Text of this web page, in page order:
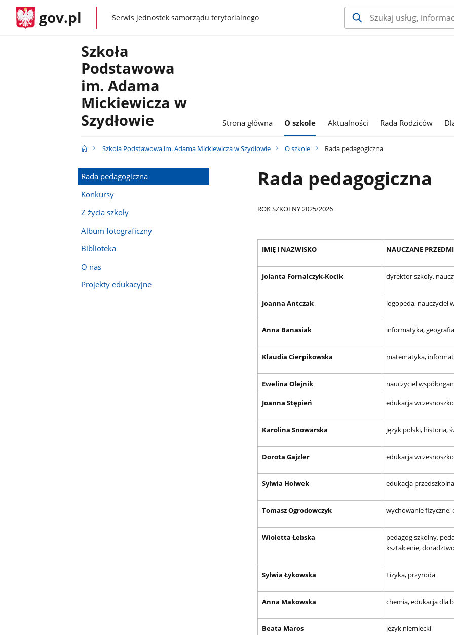
gov.pl gov.plSerwis jednostek samorządu terytorialnego
Szkoła
Podstawowa
im. Adama
Mickiewicza w
Szydłowie
Strona główna O szkole Aktualności Rada Rodziców
Szkoła Podstawowa im. Adama Mickiewicza w Szydłowie O szkole Rada pedagogiczna
Rada pedagogiczna
Konkursy
Z życia szkoły
Album fotograficzny
Biblioteka
O nas
Projekty edukacyjne
Rada pedagogiczna
ROK SZKOLNY 2025/2026
IMIĘ I NAZWISKO NAUCZANE
Jolanta Fornalczyk-Kocik dyrektor szkoły,
Joanna Antczak logopeda, nauczyciel
Anna Banasiak informatyka,
Klaudia Cierpikowska matematyka,
Ewelina Olejnik nauczyciel
Joanna Stępień edukacja
Karolina Snowarska język polski, historia,
Dorota Gajzler edukacja
Sylwia Holwek edukacja
Tomasz Ogrodowczyk wychowanie
Wioletta Łebska
pedagog szkolny,
kształcenie,
Sylwia Łykowska Fizyka, przyroda
Anna Makowska chemia, edukacja dla
Beata Maros język niemiecki